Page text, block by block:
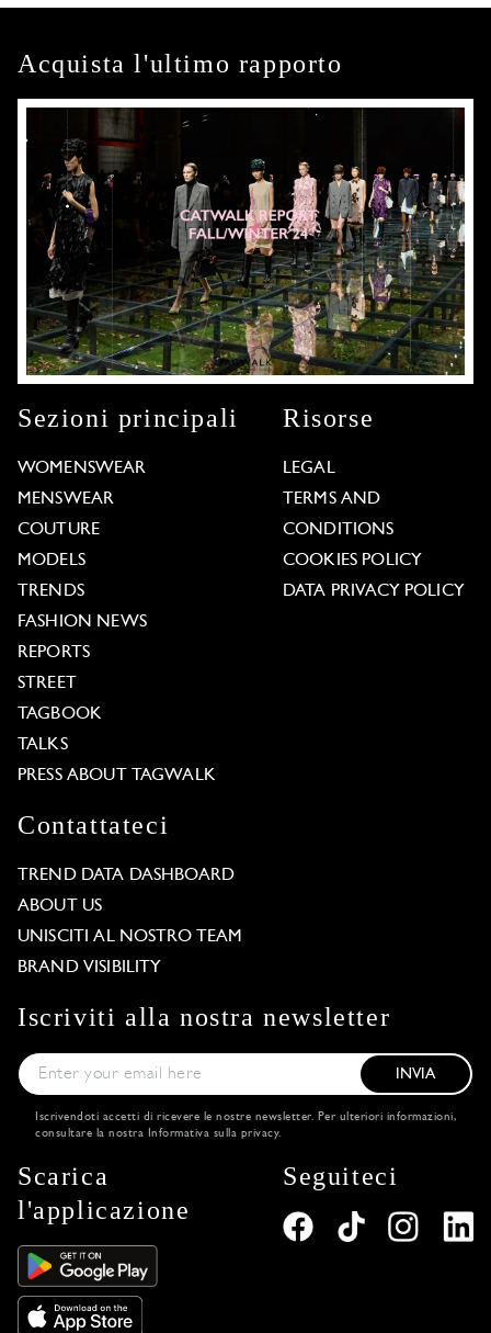
Acquista l'ultimo rapporto
Sezioni principali
WOMENSWEAR
MENSWEAR
COUTURE
MODELS
TRENDS
FASHION NEWS
REPORTS
STREET
TAGBOOK
TALKS
PRESS ABOUT TAGWALK
Risorse
LEGAL
TERMS AND
CONDITIONS
COOKIES POLICY
DATA PRIVACY POLICY
Contattateci
TREND DATA DASHBOARD
ABOUT US
UNISCITI AL NOSTRO TEAM
BRAND VISIBILITY
Iscriviti alla nostra newsletter
INVIA
Iscrivendoti accetti di ricevere le nostre newsletter. Per ulteriori informazioni,
consultare la nostra
Informativa sulla privacy.
Scarica
l'applicazione
Seguiteci